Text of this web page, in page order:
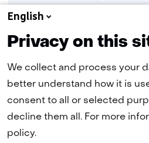
nieuwsbrief.
Blijf op de hoogte
English
Privacy on this
We collect and process your
better understand how it is
consent to all or selected
decline them all. For more
policy.